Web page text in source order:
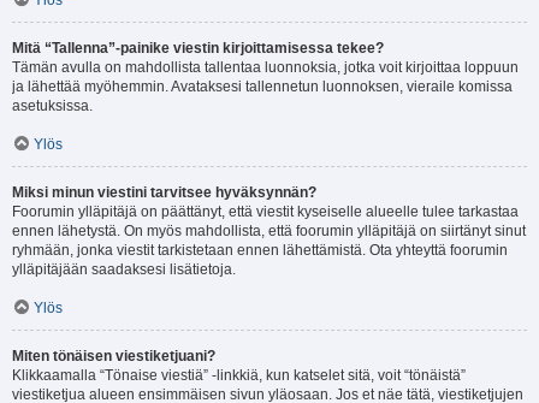
Mitä “Tallenna”-painike viestin kirjoittamisessa tekee?
Tämän avulla on mahdollista tallentaa luonnoksia, jotka voit kirjoittaa loppuun
ja lähettää myöhemmin. Avataksesi tallennetun luonnoksen, vieraile komissa
asetuksissa.
Ylös
Miksi minun viestini tarvitsee hyväksynnän?
Foorumin ylläpitäjä on päättänyt, että viestit kyseiselle alueelle tulee tarkastaa
ennen lähetystä. On myös mahdollista, että foorumin ylläpitäjä on siirtänyt sinut
ryhmään, jonka viestit tarkistetaan ennen lähettämistä. Ota yhteyttä foorumin
ylläpitäjään saadaksesi lisätietoja.
Ylös
Miten tönäisen viestiketjuani?
Klikkaamalla “Tönaise viestiä” -linkkiä, kun katselet sitä, voit “tönäistä”
viestiketjua alueen ensimmäisen sivun yläosaan. Jos et näe tätä, viestiketjujen